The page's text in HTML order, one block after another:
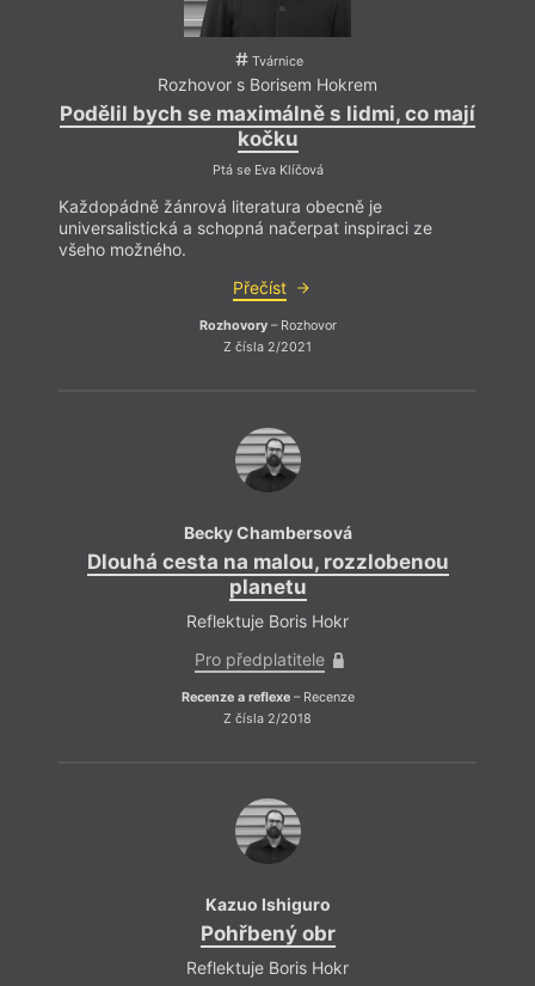
Tvárnice
Rozhovor s Borisem Hokrem
Podělil bych se maximálně s lidmi, co mají
kočku
Ptá se Eva Klíčová
Každopádně žánrová literatura obecně je
universalistická a schopná načerpat inspiraci ze
všeho možného.
Přečíst
Rozhovory– Rozhovor
Z čísla 2/2021
Becky Chambersová
Dlouhá cesta na malou, rozzlobenou
planetu
Reflektuje Boris Hokr
Pro předplatitele
Recenze a reflexe– Recenze
Z čísla 2/2018
Kazuo Ishiguro
Pohřbený obr
Reflektuje Boris Hokr